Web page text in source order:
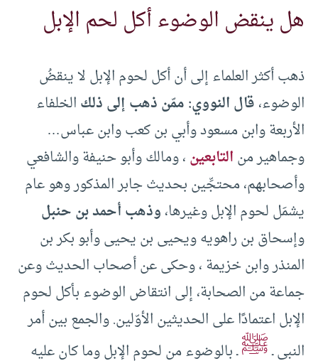
هل ينقض الوضوء أكل لحم الإبل
ذهب أكثر العلماء إلى أن أكل لحوم الإبل لا ينقضُ
الوضوء،قال النووي: ممّن ذهب إلى ذلكالخلفاء
الأربعة وابن مسعود وأبي بن كعب وابن عباس…
وجماهير منالتابعين، ومالك وأبو حنيفة والشافعي
وأصحابهم، محتجِّين بحديث جابر المذكور وهو عام
يشمَل لحوم الإبل وغيرها،وذهب أحمد بن حنبل
وإسحاق بن راهويه ويحيى بن يحيى وأبو بكر بن
المنذر وابن خزيمة ، وحكى عن أصحاب الحديث وعن
جماعة من الصحابة، إلى انتقاض الوضوء بأكل لحوم
الإبل اعتمادًا على الحديثين الأوّلين. والجمع بين أمر
النبي ـﷺـ بالوضوء من لحوم الإبل وما كان عليه